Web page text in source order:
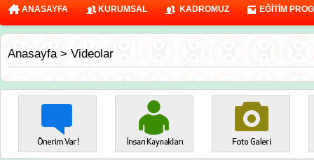
ANASAYFA KURUMSAL KADROMUZ EĞİTİM
Anasayfa > Videolar